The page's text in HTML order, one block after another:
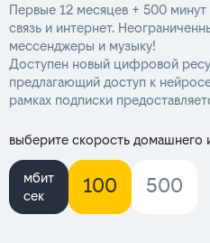
Первые 12 месяцев + 500
связь и интернет.
мессенджеры и музыку!
Доступен новый цифровой
предлагающий доступ к
рамках подписки
выберите скорость домашнего
мбит
сек
100 500